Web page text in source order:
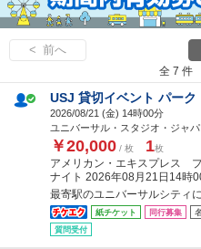
< 前へ
全 7 件
USJ 貸切イベント パーク
2026/08/21 (金) 14時00分
ユニバーサル・スタジオ・ジャ
￥20,000 / 枚 1枚
アメリカン・エキスプレス
ナイト 2026年08月21日14時
最寄駅のユニバーサルシティ
紙チケット 同行募集
質問受付